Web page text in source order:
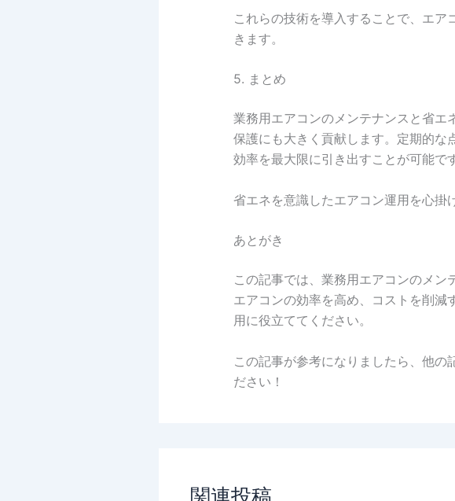
これらの技術を導入することで、エ
きます。
5. まとめ
業務用エアコンのメンテナンスと省エ
保護にも大きく貢献します。定期的な
効率を最大限に引き出すことが可能です
省エネを意識したエアコン運用を心掛
あとがき
この記事では、業務用エアコンのメ
エアコンの効率を高め、コストを削
用に役立ててください。
この記事が参考になりましたら、他の
ださい！
関連投稿